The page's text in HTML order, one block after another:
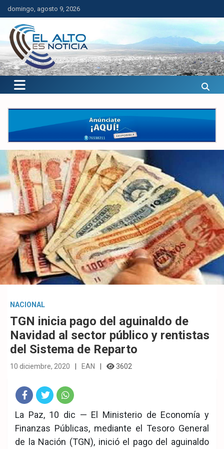
Saltar
al
contenido
domingo, agosto 9, 2026
El Alto es Noticia
Últimas noticias de El Alto, Bolivia y el mundo.
NACIONAL
TGN inicia pago del aguinaldo de
Navidad al sector público y rentistas
del Sistema de Reparto
10 diciembre, 2020 EAN 3602
Fac
eb
Twit
ter
Wha
tsA
La Paz, 10 dic — El Ministerio de Economía y
Finanzas Públicas, mediante el Tesoro General
de la Nación (TGN), inició el pago del aguinaldo